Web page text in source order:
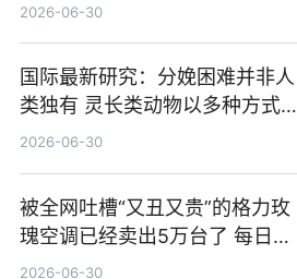
2026-06-30
国际最新研究：分娩困难并非人
类独有 灵长类动物以多种方式演
化|最新消息
2026-06-30
被全网吐槽“又丑又贵”的格力玫
瑰空调已经卖出5万台了 每日热
文
2026-06-30